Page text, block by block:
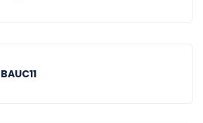
BAUC11